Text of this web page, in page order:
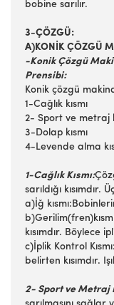
bobine sarılır.
3-ÇÖZGÜ:
A)KONİK ÇÖZGÜ
-Konik Çözgü
Prensibi:
Konik çözgü
1-Cağlık kısmı
2- Sport ve metraj
3-Dolap kısmı
4-Levende alma
1-Cağlık Kısmı:
sarıldığı
a)İğ
kısımdır. Böylece
c)İplik Kontrol
belirten kısımdır.
2- Sport ve Metraj